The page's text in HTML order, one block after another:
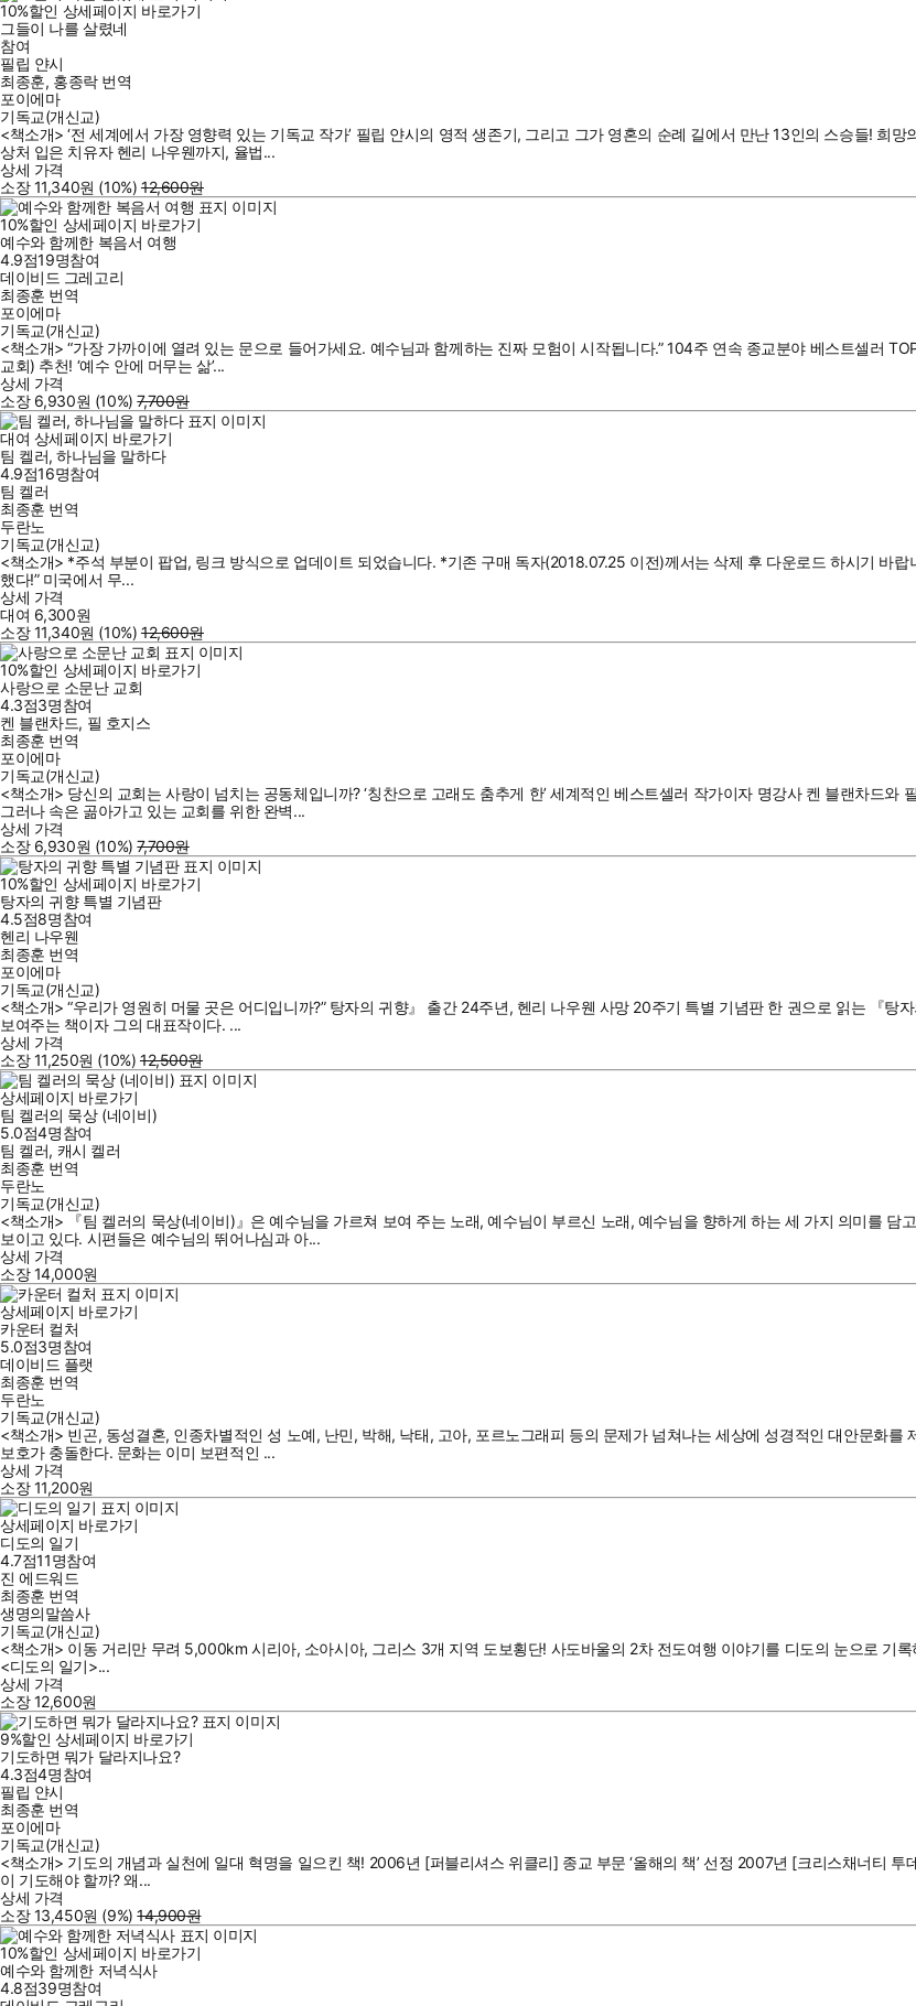
10%할인 상세페이지 바로가기
그들이 나를 살렸네
참여
필립 얀시
최종훈, 홍종락번역
포이에마
기독교(개신교)
<책소개> ‘전 세계에서 가장 영향력 있는 기독교 작가’ 필립 얀시의 영적 생존기, 그리고 그가 영혼의 순례 길에서 만난 13인의 스승들! 희
상처 입은 치유자 헨리 나우웬까지, 율법...
상세 가격
소장11,340원 (10%) 12,600원
10%할인 상세페이지 바로가기
예수와 함께한 복음서 여행
4.9점19명참여
데이비드 그레고리
최종훈 번역
포이에마
기독교(개신교)
<책소개> “가장 가까이에 열려 있는 문으로 들어가세요. 예수님과 함께하는 진짜 모험이 시작됩니다.” 104주 연속 종교분야 베스트셀러
교회) 추천! ‘예수 안에 머무는 삶’...
상세 가격
소장 6,930원 (10%) 7,700원
대여 상세페이지 바로가기
팀 켈러, 하나님을 말하다
4.9점16명참여
팀 켈러
최종훈 번역
두란노
기독교(개신교)
<책소개> *주석 부분이 팝업, 링크 방식으로 업데이트 되었습니다. *기존 구매 독자(2018.07.25 이전)께서는 삭제 후 다운로드 하시기 바
했다!” 미국에서 무...
상세 가격
대여 6,300원
소장11,340원 (10%) 12,600원
10%할인 상세페이지 바로가기
사랑으로 소문난 교회
4.3점3명참여
켄 블랜차드, 필 호지스
최종훈 번역
포이에마
기독교(개신교)
<책소개> 당신의 교회는 사랑이 넘치는 공동체입니까? ‘칭찬으로 고래도 춤추게 한’ 세계적인 베스트셀러 작가이자 명강사 켄 블랜차드와
그러나 속은 곪아가고 있는 교회를 위한 완벽...
상세 가격
소장 6,930원 (10%) 7,700원
10%할인 상세페이지 바로가기
탕자의 귀향 특별 기념판
4.5점8명참여
헨리 나우웬
최종훈 번역
포이에마
기독교(개신교)
<책소개> “우리가 영원히 머물 곳은 어디입니까?” 탕자의 귀향』 출간 24주년, 헨리 나우웬 사망 20주기 특별 기념판 한 권으로 읽는 『
보여주는 책이자 그의 대표작이다. ...
상세 가격
소장11,250원 (10%) 12,500원
상세페이지 바로가기
팀 켈러의 묵상 (네이비)
5.0점4명참여
팀 켈러, 캐시 켈러
최종훈 번역
두란노
기독교(개신교)
<책소개> 『팀 켈러의 묵상(네이비)』은 예수님을 가르쳐 보여 주는 노래, 예수님이 부르신 노래, 예수님을 향하게 하는 세 가지 의미를
보이고 있다. 시편들은 예수님의 뛰어나심과 아...
상세 가격
소장14,000원
상세페이지 바로가기
카운터 컬처
5.0점3명참여
데이비드 플랫
최종훈 번역
두란노
기독교(개신교)
<책소개> 빈곤, 동성결혼, 인종차별적인 성 노예, 난민, 박해, 낙태, 고아, 포르노그래피 등의 문제가 넘쳐나는 세상에 성경적인 대안문화
보호가 충돌한다. 문화는 이미 보편적인 ...
상세 가격
소장11,200원
상세페이지 바로가기
디도의 일기
4.7점11명참여
진 에드워드
최종훈 번역
생명의말씀사
기독교(개신교)
<책소개> 이동 거리만 무려 5,000km 시리아, 소아시아, 그리스 3개 지역 도보횡단! 사도바울의 2차 전도여행 이야기를 디도의 눈으로 기
<디도의 일기>...
상세 가격
소장12,600원
9%할인 상세페이지 바로가기
기도하면 뭐가 달라지나요?
4.3점4명참여
필립 얀시
최종훈 번역
포이에마
기독교(개신교)
<책소개> 기도의 개념과 실천에 일대 혁명을 일으킨 책! 2006년 [퍼블리셔스 위클리] 종교 부문 ‘올해의 책’ 선정 2007년 [크리스채너티
이 기도해야 할까? 왜...
상세 가격
소장13,450원 (9%) 14,900원
10%할인 상세페이지 바로가기
예수와 함께한 저녁식사
4.8점39명참여